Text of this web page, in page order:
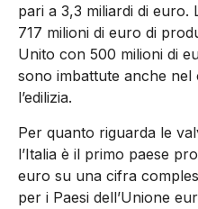
pari a 3,3 miliardi di euro.
717 milioni di euro di
Unito con 500 milioni di
sono imbattute anche
l’edilizia.
Per quanto riguarda le
l’Italia è il primo paese
euro su una cifra
per i Paesi dell’Unione